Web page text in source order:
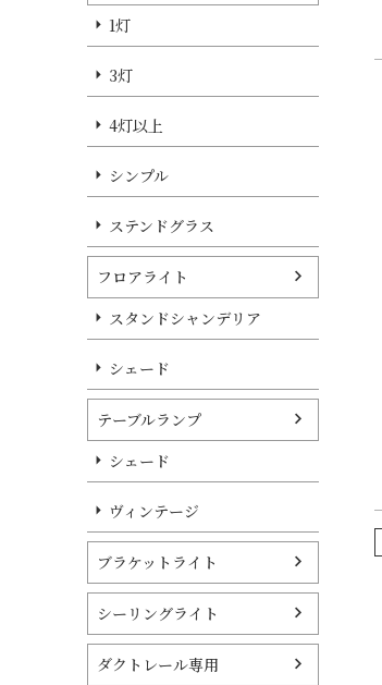
1灯
3灯
4灯以上
シンプル
ステンドグラス
フロアライト
スタンドシャンデリア
シェード
テーブルランプ
シェード
ヴィンテージ
ブラケットライト
シーリングライト
ダクトレール専用